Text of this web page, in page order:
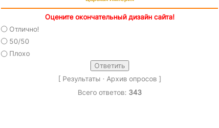
Оцените окончательный дизайн сайта!
Отлично!
50/50
Плохо
[ Результаты · Архив опросов ]
Всего ответов: 343